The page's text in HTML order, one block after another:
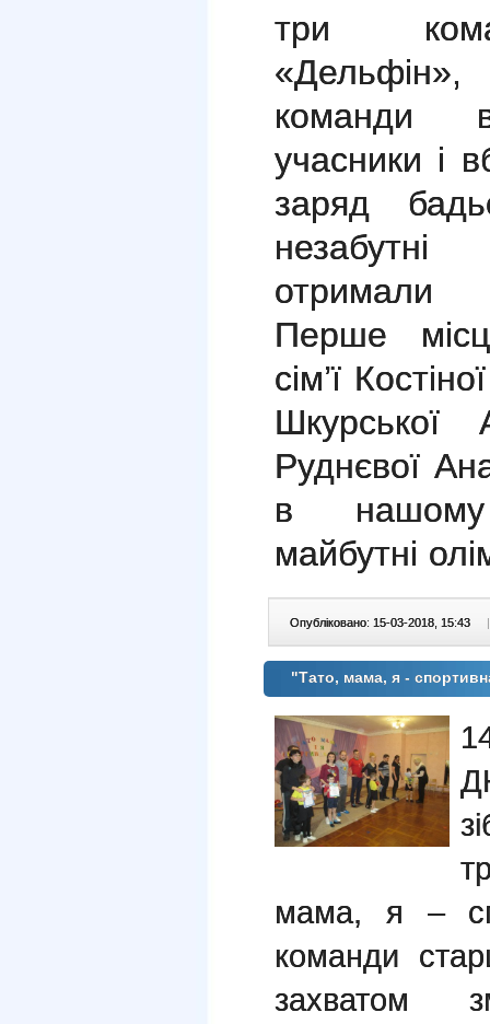
три
команди
учасники і
заряд
отримали
Перше
сім’ї
Руднєвої
в нашому
майбутні
Опубліковано: 15-03-2018, 15:43 |
"Тато, мама, я -
мама, я –
команди
захватом